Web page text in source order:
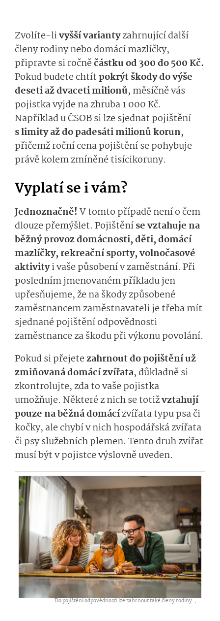
Zvolíte-livyšší variantyzahrnující další
členy rodiny nebo domácí mazlíčky,
připravte si ročněčástku od 300 do 500 Kč.
Pokud budete chtít pokrýt škody do výše
deseti až dvaceti milionů, měsíčně vás
pojistka vyjde na zhruba 1 000 Kč.
Například u ČSOB si lze sjednat pojištění
s limity až do padesáti milionů korun,
přičemž roční cena pojištění se pohybuje
právě kolem zmíněné tisícikoruny.
Vyplatí se i vám?
Jednoznačně! V tomto případě není o čem
dlouze přemýšlet. Pojištěníse vztahuje na
běžný provoz domácnosti, děti, domácí
mazlíčky, rekreační sporty, volnočasové
aktivityi vaše působení v zaměstnání. Při
posledním jmenovaném příkladu jen
upřesňujeme, že na škody způsobené
zaměstnancem zaměstnavateli je třeba mít
sjednané pojištění odpovědnosti
zaměstnance za škodu při výkonu povolání.
Pokud si přejetezahrnout do pojištění už
zmiňovaná domácí zvířata, důkladně si
zkontrolujte, zda to vaše pojistka
umožňuje. Některé z nich se totižvztahují
pouze na běžná domácízvířata typu psa či
kočky, ale chybí v nich hospodářská zvířata
či psy služebních plemen. Tento druh zvířat
musí být v pojistce výslovně uveden.
Do pojištění odpovědnosti lze zahrnout také členy rodiny. ,...